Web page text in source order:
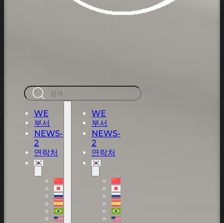
검
색
WE
부서
NEWS-
2
연락처
WE
부서
NEWS-
2
연락처